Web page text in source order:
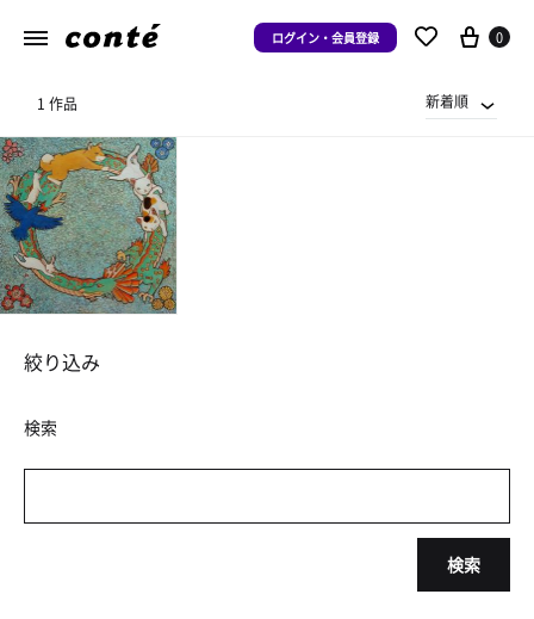
ログイン・会員登録 0
1 作品 新着順
絞り込み
検索
検索